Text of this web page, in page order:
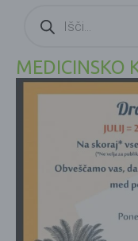
search
MEDICINSKO